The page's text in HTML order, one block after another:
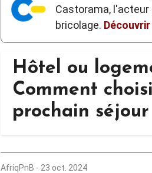
Castorama,
bricolage.
Hôtel ou
Comment
prochain séjour
AfriqPnB - 23 oct. 2024